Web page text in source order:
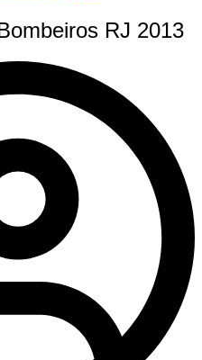
RJ 2013